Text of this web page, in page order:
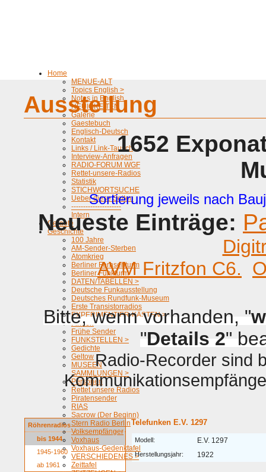
Home
MENUE-ALT
Topics English >
Notes in English
NEUIGKEITEN
Galerie
Gaestebuch
Englisch-Deutsch
Kontakt
Links / Link-Tausch
Interview-Anfragen
RADIO-FORUM WGF
Rettet-unsere-Radios
Statistik
STICHWORTSUCHE
Ueber diese Seiten
---------------------
Intern
Geraete
Geschichte
100 Jahre
AM-Sender-Sterben
Atomkrieg
Berliner Fernsehturm
Berliner Funkturm
DATEN/TABELLEN >
Deutsche Funkausstellung
Deutsches Rundfunk-Museum
Erste Transistorradios
EXPERIMENTIER-KÄSTEN >
Firmen
Frühe Sender
FUNKSTELLEN >
Gedichte
Geltow
MUSEEN
SAMMLUNGEN >
Personen
Rettet unsere Radios
Piratensender
RIAS
Sacrow (Der Beginn)
Stern Radio Berlin
Volksempfänger
Voxhaus
Voxhaus-Gedenktafel
VERSCHIEDENES >
Zeittafel
Ausstellung
1652
Sortierung jeweils nach
Neueste Einträge:
AVM Fritzfon C6.
Bitte, wenn vorhanden, "
"Details 2"
Radio-Recorder sind
Röhrenradios
bis 1944
1945-1960
ab 1961
Telefunken E.V. 1297
Modell: E.V. 1297
Herstellungsjahr: 1922